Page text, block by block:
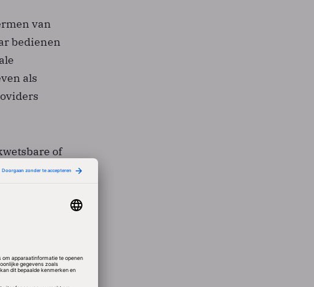
van
bedienen
als
of
slachtoffers
fout in zit,
kan het